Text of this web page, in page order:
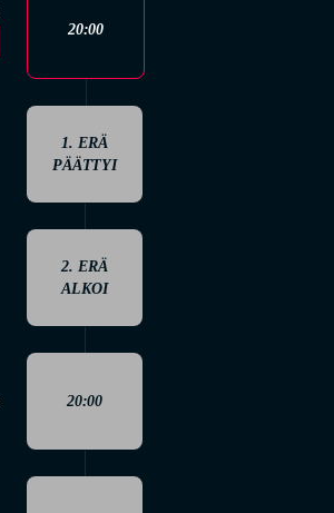
20:00
1. ERÄ
PÄÄTTYI
2. ERÄ
ALKOI
20:00